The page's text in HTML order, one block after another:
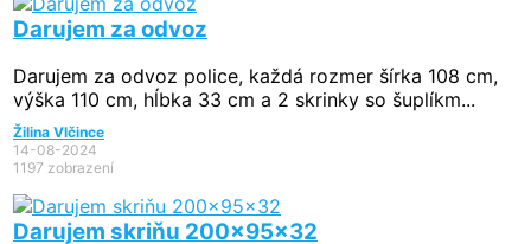
Darujem za odvoz
Darujem za odvoz police, každá rozmer šírka 108 cm,
výška 110 cm, hĺbka 33 cm a 2 skrinky so šuplíkm...
Žilina Vlčince
14-08-2024
1197 zobrazení
Darujem skriňu 200x95x32